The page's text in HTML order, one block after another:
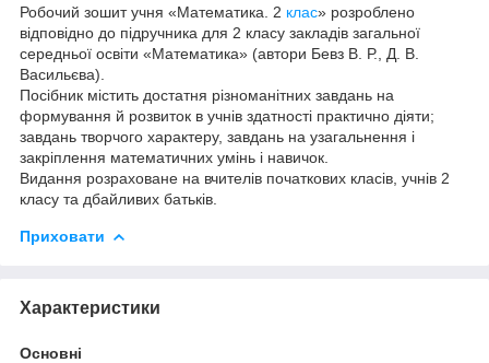
Робочий зошит учня «Математика. 2 клас» розроблено
відповідно до підручника для 2 класу закладів загальної
середньої освіти «Математика» (автори Бевз В. Р., Д. В.
Васильєва).
Посібник містить достатня різноманітних завдань на
формування й розвиток в учнів здатності практично діяти;
завдань творчого характеру, завдань на узагальнення і
закріплення математичних умінь і навичок.
Видання розраховане на вчителів початкових класів, учнів 2
класу та дбайливих батьків.
Приховати
Характеристики
Основні